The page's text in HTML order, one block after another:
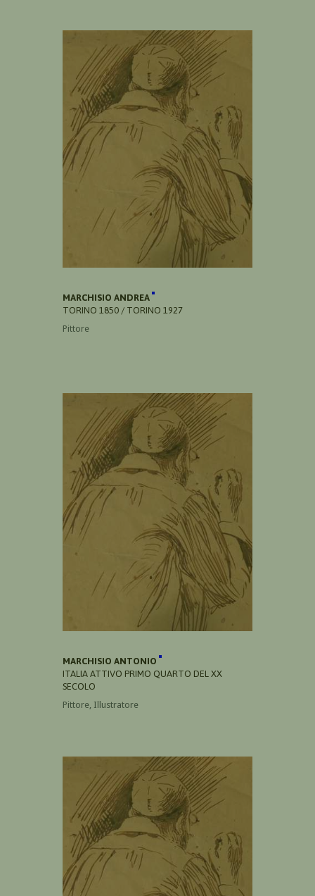
MARCHISIO ANDREA
TORINO 1850 / TORINO 1927
Pittore
MARCHISIO ANTONIO
ITALIA ATTIVO PRIMO QUARTO DEL XX
SECOLO
Pittore, Illustratore